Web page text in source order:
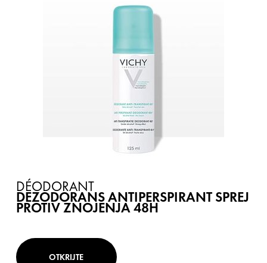
DÉODORANT
DEZODORANS ANTIPERSPIRANT SPREJ
PROTIV ZNOJENJA 48H
OTKRIJTE